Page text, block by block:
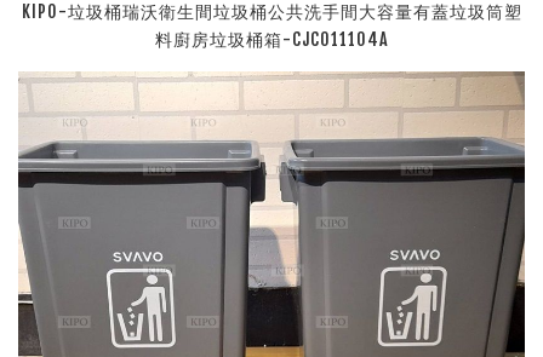
KIPO-垃圾桶瑞沃衛生間垃圾桶公共洗手間大容量有蓋垃圾筒塑
料廚房垃圾桶箱-CJC011104A